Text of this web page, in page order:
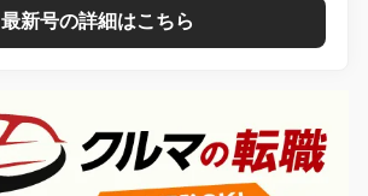
最新号の詳細はこちら